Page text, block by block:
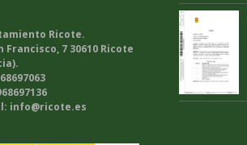
Ricote.
Francisco, 7 30610 Ricote
info@ricote.es